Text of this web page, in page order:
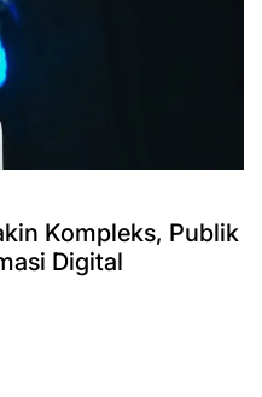
Kompleks, Publik
Digital